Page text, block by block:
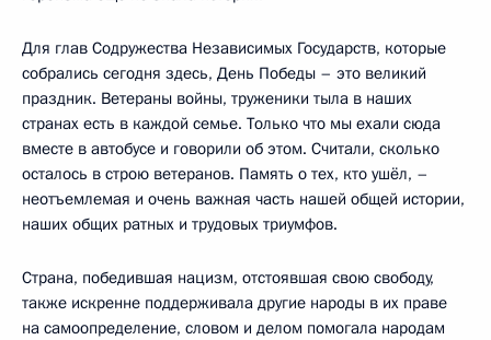
Для глав Содружества Независимых Государств, которые
собрались сегодня здесь, День Победы – это великий
праздник. Ветераны войны, труженики тыла в наших
странах есть в каждой семье. Только что мы ехали сюда
вместе в автобусе и говорили об этом. Считали, сколько
осталось в строю ветеранов. Память о тех, кто ушёл, –
неотъемлемая и очень важная часть нашей общей истории,
наших общих ратных и трудовых триумфов.
Страна, победившая нацизм, отстоявшая свою свободу,
также искренне поддерживала другие народы в их праве
на самоопределение, словом и делом помогала народам